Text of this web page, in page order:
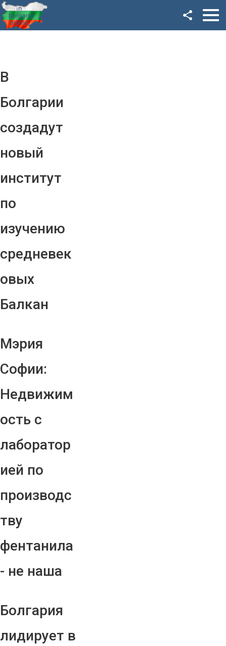
В
Болгарии
создадут
новый
институт
по
изучению
средневек
овых
Балкан
Мэрия
Софии:
Недвижим
ость с
лаборатор
ией по
производс
тву
фентанила
- не наша
Болгария
лидирует в